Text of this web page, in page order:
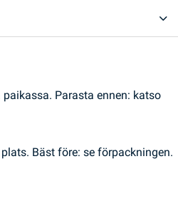
Parasta ennen: katso
Bäst före: se förpackningen.